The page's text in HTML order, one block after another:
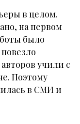
в целом.
на первом
было
учили с
Поэтому
в СМИ и